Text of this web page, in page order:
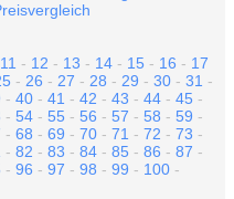
11 - 12 - 13 - 14 - 15 - 16 - 17
- 26 - 27 - 28 - 29 - 30 - 31 -
- 40 - 41 - 42 - 43 - 44 - 45 -
- 54 - 55 - 56 - 57 - 58 - 59 -
- 68 - 69 - 70 - 71 - 72 - 73 -
- 82 - 83 - 84 - 85 - 86 - 87 -
- 96 - 97 - 98 - 99 - 100 -